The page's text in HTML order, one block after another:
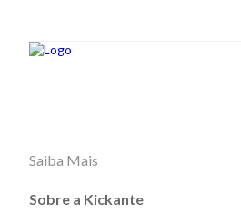
Saiba Mais
Sobre a Kickante